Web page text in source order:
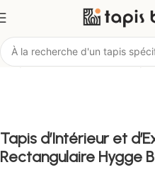
Tapis d’Intérieur et
Rectangulaire Hygge